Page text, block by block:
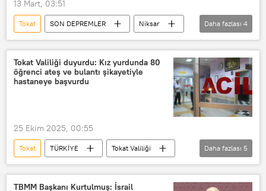
13 Mart, 03:51
Tokat SON DEPREMLER
Niksar
Deprem
deprem son dakika
AFAD
Afet ve Acil Durum Yönetimi Başkanlığı (AFAD)
Daha fazlası 4
Tokat Valiliği duyurdu: Kız yurdunda 80
öğrenci ateş ve bulantı şikayetiyle
hastaneye başvurdu
25 Ekim 2025, 00:55
Tokat TÜRKİYE
Tokat Valiliği
Tokat Devlet Hastanesi
Türkiye
toplu zehirlenme
Gıda Zehirlenmesi
Daha fazlası 5
TBMM Başkanı Kurtulmuş: İsrail